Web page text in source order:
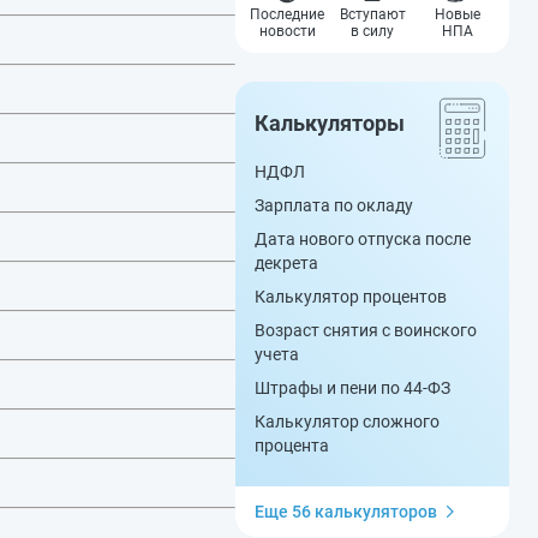
Последние
новости
Вступают
в силу
Новые
НПА
Калькуляторы
НДФЛ
Зарплата по окладу
Дата нового отпуска после
декрета
Калькулятор процентов
Возраст снятия с воинского
учета
Штрафы и пени по 44-ФЗ
Калькулятор сложного
процента
Еще 56 калькуляторов